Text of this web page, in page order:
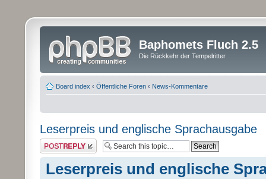
Baphomets Fluch 2.5
Die Rückkehr der Tempelritter
Board index ‹ Öffentliche Foren ‹ News-Kommentare
Leserpreis und englische Sprachausgabe
Post a reply
Leserpreis und englische